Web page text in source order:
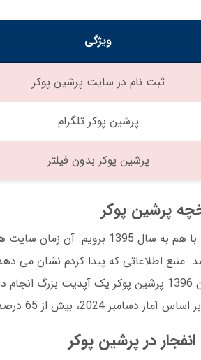
ویژگی
ثبت نام در سایت پرشین پوکر
پرشین پوکر تلگرام
پرشین پوکر بدون فیلتر
پرشین پوکر
بیایید با هم به سال 1395
2024، بیش از 65 درصد کاربران پرشین پوکر به بازی انفجار روی آورده اند.
انفجار در پرشین پوکر